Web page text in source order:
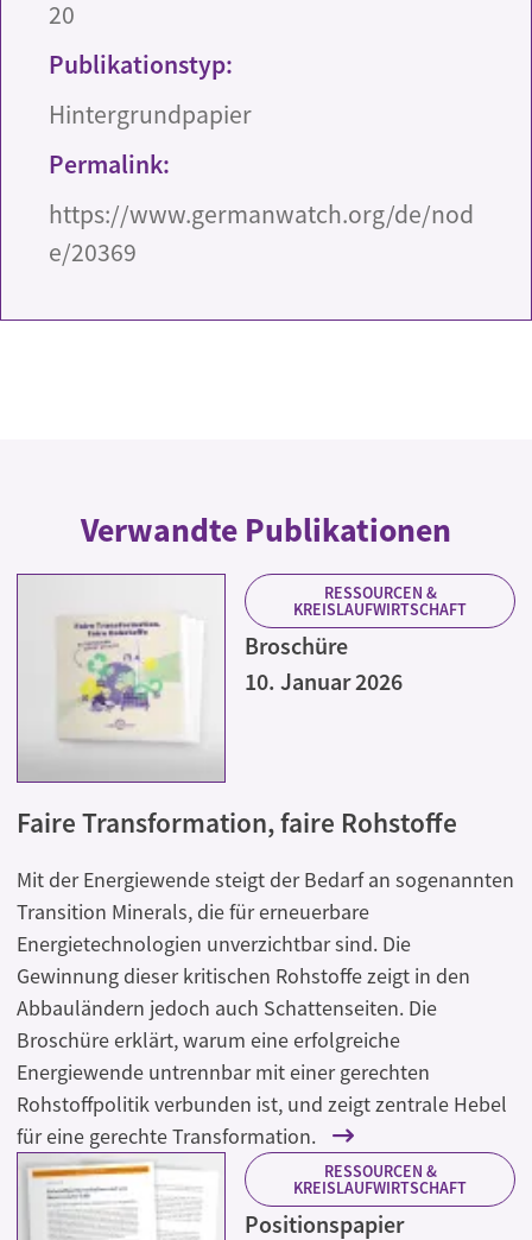
20
Publikationstyp:
Hintergrundpapier
Permalink:
https://www.germanwatch.org/de/nod
e/20369
Verwandte Publikationen
RESSOURCEN &
KREISLAUFWIRTSCHAFT
Broschüre
10. Januar 2026
Faire Transformation, faire Rohstoffe
Mit der Energiewende steigt der Bedarf an sogenannten
Transition Minerals, die für erneuerbare
Energietechnologien unverzichtbar sind. Die
Gewinnung dieser kritischen Rohstoffe zeigt in den
Abbauländern jedoch auch Schattenseiten. Die
Broschüre erklärt, warum eine erfolgreiche
Energiewende untrennbar mit einer gerechten
Rohstoffpolitik verbunden ist, und zeigt zentrale Hebel
für eine gerechte Transformation.
RESSOURCEN &
KREISLAUFWIRTSCHAFT
Positionspapier